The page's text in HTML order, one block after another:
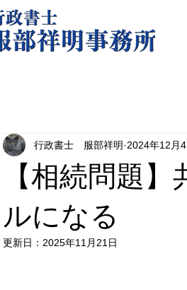
【相続問題
ルになる
行政書士 服部祥明 2024年12月4
更新日： 2025年11月21日